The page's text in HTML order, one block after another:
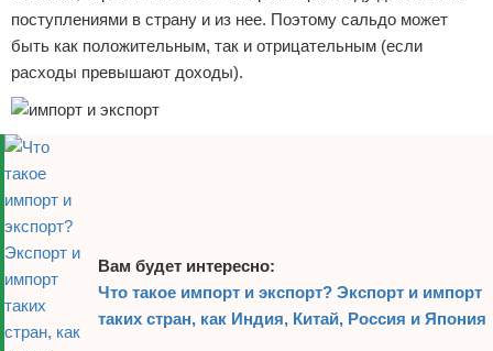
поступлениями в страну и из нее. Поэтому сальдо может
быть как положительным, так и отрицательным (если
расходы превышают доходы).
Вам будет интересно:
Что такое импорт и экспорт? Экспорт и импорт
таких стран, как Индия, Китай, Россия и Япония